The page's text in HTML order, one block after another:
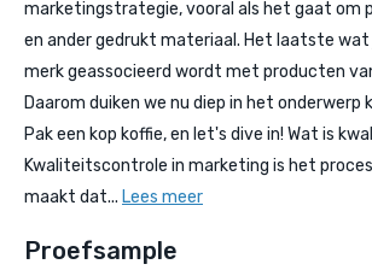
marketingstrategie, vooral als het gaat om
en ander gedrukt materiaal. Het laatste
merk geassocieerd wordt met producten
Daarom duiken we nu diep in het
Pak een kop koffie, en let's dive in! Wat is
Kwaliteitscontrole in marketing is het
maakt dat... Lees meer
Proefsample